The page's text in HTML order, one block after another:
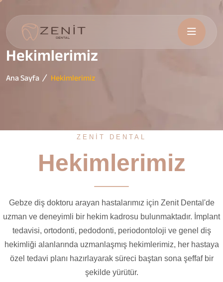
Hekimlerimiz
Ana Sayfa Hekimlerimiz
ZENIT DENTAL
Hekimlerimiz
Gebze diş doktoru arayan hastalarımız için Zenit Dental'de
uzman ve deneyimli bir hekim kadrosu bulunmaktadır. İmplant
tedavisi, ortodonti, pedodonti, periodontoloji ve genel diş
hekimliği alanlarında uzmanlaşmış hekimlerimiz, her hastaya
özel tedavi planı hazırlayarak süreci baştan sona şeffaf bir
şekilde yürütür.